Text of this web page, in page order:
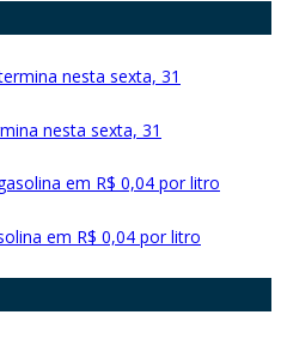
nesta sexta, 31
em R$ 0,04 por litro